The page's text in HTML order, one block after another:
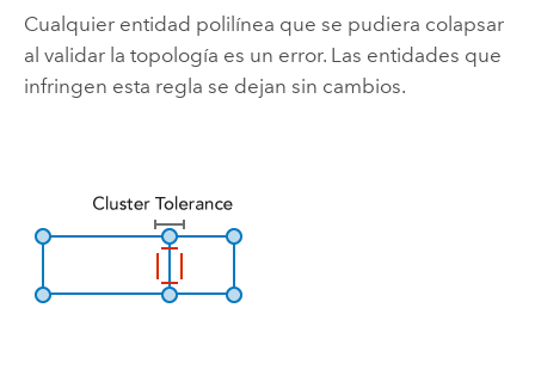
Cualquier entidad polilínea que se pudiera colapsar
al validar la topología es un error. Las entidades que
infringen esta regla se dejan sin cambios.